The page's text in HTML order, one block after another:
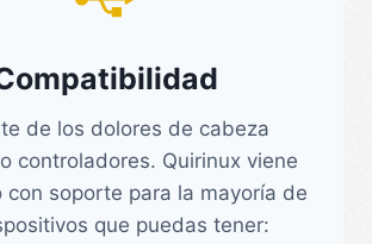
de los dolores de cabeza
controladores. Quirinux viene
con soporte para la mayoría de
que puedas tener: